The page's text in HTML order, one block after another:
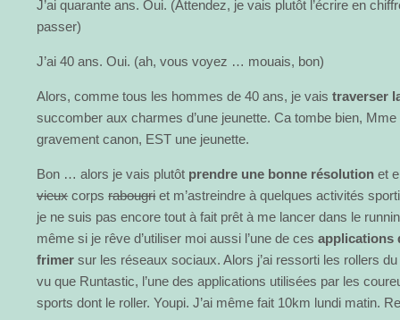
J’ai quarante ans. Oui. (Attendez, je vais plutôt l’écrire en
passer)
J’ai 40 ans. Oui. (ah, vous voyez … mouais, bon)
Alors, comme tous les hommes de 40 ans, je vaistraverser
succomber aux charmes d’une jeunette. Ca tombe bien, Mme
gravement canon, EST une jeunette.
Bon … alors je vais plutôt prendre une bonne résolution et
vieuxcorpsrabougriet m’astreindre à quelques activités
je ne suis pas encore tout à fait prêt à me lancer dans le
même si je rêve d’utiliser moi aussi l’une de cesapplications
frimer sur les réseaux sociaux. Alors j’ai ressorti les rollers du
vu que Runtastic, l’une des applications utilisées par les
sports dont le roller. Youpi. J’ai même fait 10km lundi matin.